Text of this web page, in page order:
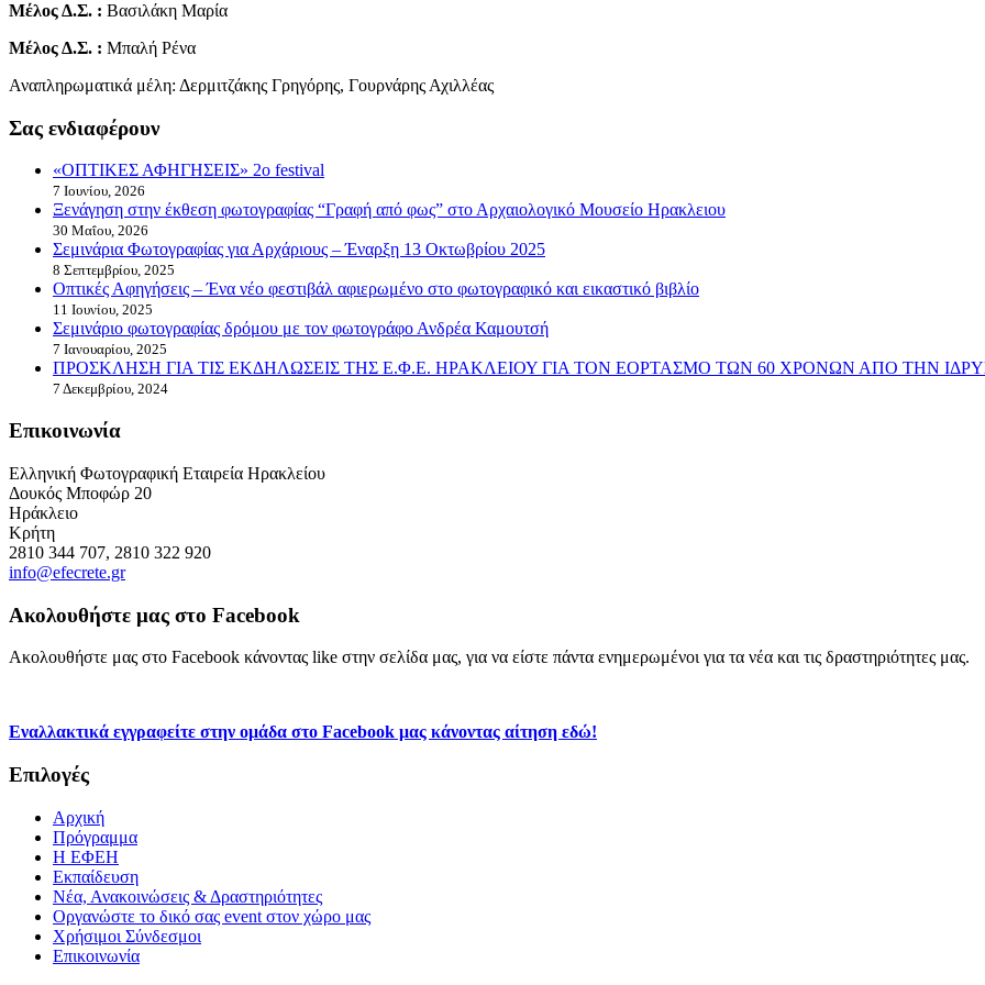
Μέλος Δ.Σ. : Βασιλάκη Μαρία
Μέλος Δ.Σ. : Μπαλή Ρένα
Αναπληρωματικά μέλη: Δερμιτζάκης Γρηγόρης, Γουρνάρης Αχιλλέας
Σας ενδιαφέρουν
«ΟΠΤΙΚΕΣ ΑΦΗΓΗΣΕΙΣ» 2o festival
7 Ιουνίου, 2026
Ξενάγηση στην έκθεση φωτογραφίας “Γραφή από φως” στο Αρχαιολογικό Μουσείο Ηρακλειου
30 Μαΐου, 2026
Σεμινάρια Φωτογραφίας για Αρχάριους – Έναρξη 13 Οκτωβρίου 2025
8 Σεπτεμβρίου, 2025
Οπτικές Αφηγήσεις – Ένα νέο φεστιβάλ αφιερωμένο στο φωτογραφικό και εικαστικό βιβλίο
11 Ιουνίου, 2025
Σεμινάριο φωτογραφίας δρόμου με τον φωτογράφο Ανδρέα Καμουτσή
7 Ιανουαρίου, 2025
ΠΡΟΣΚΛΗΣΗ ΓΙΑ ΤΙΣ ΕΚΔΗΛΩΣΕΙΣ ΤΗΣ Ε.Φ.Ε. ΗΡΑΚΛΕΙΟΥ ΓΙΑ ΤΟΝ ΕΟΡΤΑΣΜΟ ΤΩΝ 60 ΧΡΟΝΩΝ ΑΠΟ ΤΗΝ
7 Δεκεμβρίου, 2024
Επικοινωνία
Ελληνική Φωτογραφική Εταιρεία Ηρακλείου
Δουκός Μποφώρ 20
Ηράκλειο
Κρήτη
2810 344 707, 2810 322 920
info@efecrete.gr
Ακολουθήστε μας στο Facebook
Ακολουθήστε μας στο Facebook κάνοντας like στην σελίδα μας, για να είστε πάντα ενημερωμένοι για τα νέα και τις δραστηριότητες μας.
Εναλλακτικά εγγραφείτε στην ομάδα στο Facebook μας κάνοντας αίτηση εδώ!
Επιλογές
Αρχική
Πρόγραμμα
H ΕΦΕΗ
Εκπαίδευση
Νέα, Ανακοινώσεις & Δραστηριότητες
Οργανώστε το δικό σας event στον χώρο μας
Χρήσιμοι Σύνδεσμοι
Επικοινωνία